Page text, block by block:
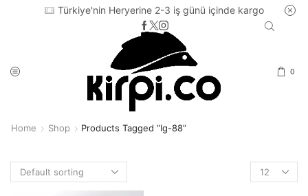
Türkiye'nin Heryerine 2-3 iş günü içinde kargo
0
Home Shop Products Tagged “ig-88”
Products
per